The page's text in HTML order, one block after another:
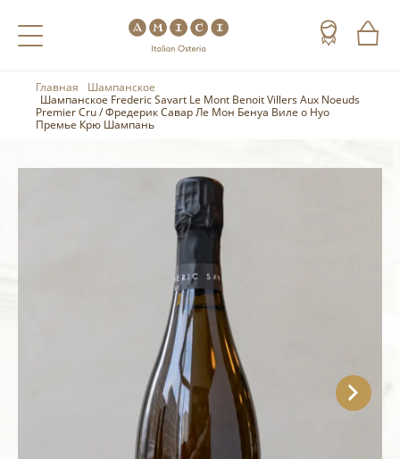
Назад
Назад
Шампанское
Игристое вино
Красные вина
Белые вина
Розовые вина
Итальянские вина
Назад
Кальвадос
Граппа
Главная
Шампанское
Шампанское Frederic Savart Le Mont Benoit Villers Aux Noeuds
Premier Cru / Фредерик Савар Ле Мон Бенуа Виле о Нуо
Премье Крю Шампань